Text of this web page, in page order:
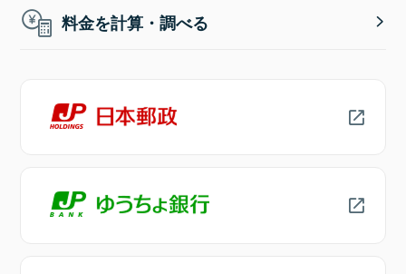
料金を計算・調べる